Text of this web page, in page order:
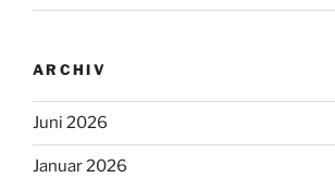
ARCHIV
Juni 2026
Januar 2026